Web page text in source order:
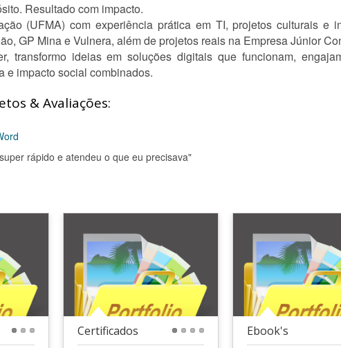
Resultado com impacto.
(UFMA) com experiência prática em TI, projetos culturais e
GP Mina e Vulnera, além de projetos reais na Empresa Júnior
transformo ideias em soluções digitais que funcionam,
e impacto social combinados.
& Avaliações:
rápido e atendeu o que eu precisava"
Certificados Ebook's